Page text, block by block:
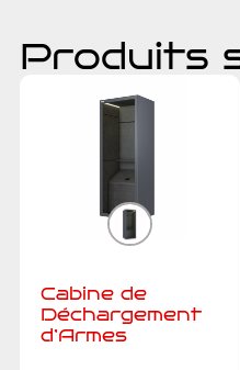
Produits
Cabine de
Déchargement
d’Armes